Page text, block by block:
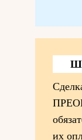
их